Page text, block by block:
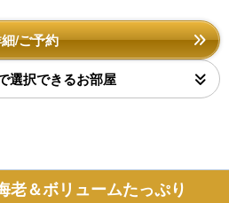
/ご予約
選択できるお部屋
老＆ボリュームたっぷり